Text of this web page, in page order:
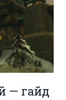
— гайд